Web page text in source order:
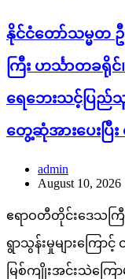
နိုင်ငံတော်သမ္မတ
ကြီး ဟင်္သာတခရို
ရေဘေးသင့်ပြည်သူမ
တွေ့ဆုံအားပေးပြီး
admin
August 10, 2026
ဧရာဝတီတိုင်းဒေသက
ရွာသွန်းမှုများကြေ
မြစ်ကျိုးအင်းသဲကြေ